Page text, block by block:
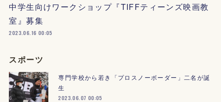
中学生向けワークショップ『TIFFティーンズ映画教
室』募集
2023.06.16 00:05
スポーツ
専門学校から若き「プロスノーボーダー」二名が誕
生
2023.06.07 00:05